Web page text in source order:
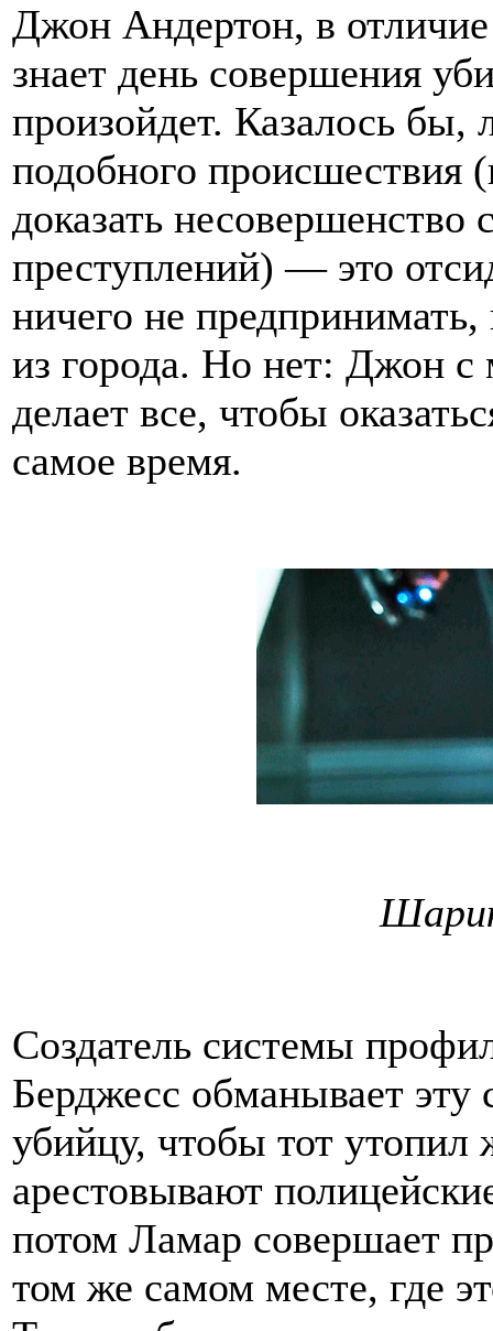
Джон Андертон, в
знает день совершения
произойдет. Казалось бы,
подобного происшествия
доказать несовершенство
преступлений) — это
ничего не
из города. Но нет: Джон
делает все, чтобы
самое время.
Создатель системы
Берджесс обманывает
убийцу, чтобы тот
арестовывают
потом Ламар совершает
том же самом месте, где